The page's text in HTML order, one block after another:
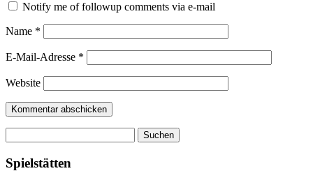
Notify me of followup comments via e-mail
Name *
E-Mail-Adresse *
Website
nach:
Spielstätten